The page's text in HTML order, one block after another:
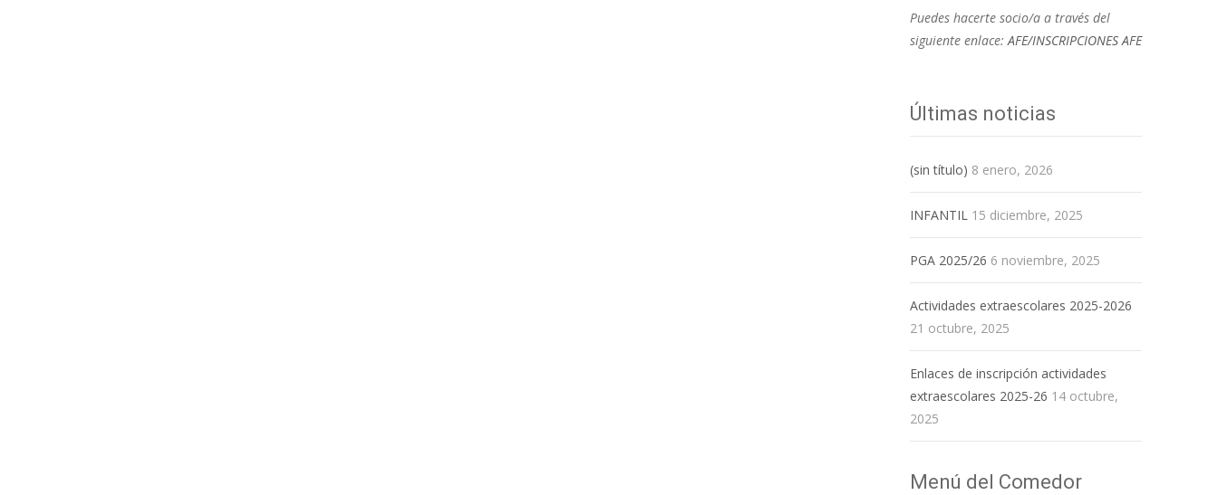
Puedes hacerte socio/a a través del
siguiente enlace:AFE/INSCRIPCIONES AFE
Últimas noticias
(sin título) 8 enero, 2026
INFANTIL 15 diciembre, 2025
PGA 2025/26 6 noviembre, 2025
Actividades extraescolares 2025-2026
21 octubre, 2025
Enlaces de inscripción actividades
extraescolares 2025-26 14 octubre,
2025
Menú del Comedor